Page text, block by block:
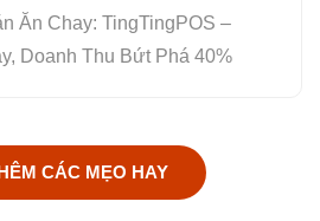
Ăn Chay: TingTingPOS –
Doanh Thu Bứt Phá 40%
CÁC MẸO HAY